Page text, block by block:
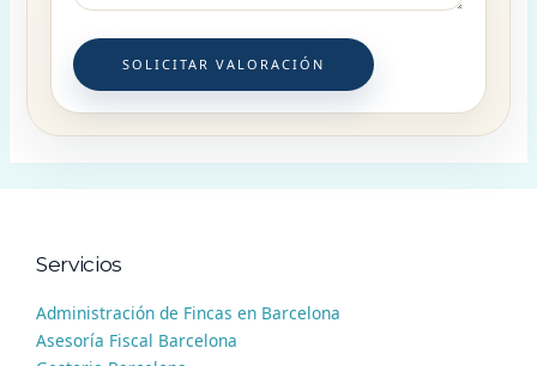
SOLICITAR VALORACIÓN
Servicios
Administración de Fincas en Barcelona
Asesoría Fiscal Barcelona